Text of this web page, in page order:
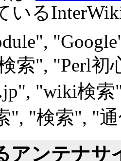
いる
"
索", "Perl初
"wiki検索
", "検索", "
アンテナサ